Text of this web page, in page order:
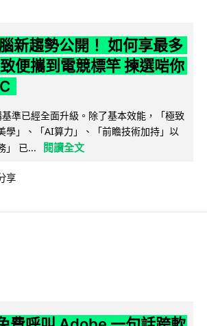
新趨勢公開！ 如何享最多
便攜到電競標竿 揀選啱你
準已經全面升級。除了基本效能，「極致
學」、「AI算力」、「前瞻技術加持」以
」 已...
閱讀全文
享